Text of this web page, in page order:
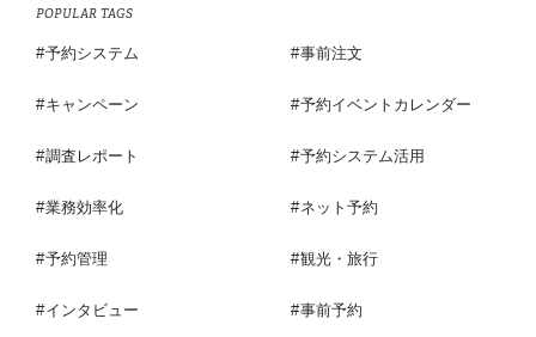
POPULAR TAGS
予約システム 事前注文
キャンペーン 予約イベントカレンダー
調査レポート 予約システム活用
業務効率化 ネット予約
予約管理 観光・旅行
インタビュー 事前予約